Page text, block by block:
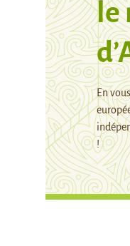
le
En
!